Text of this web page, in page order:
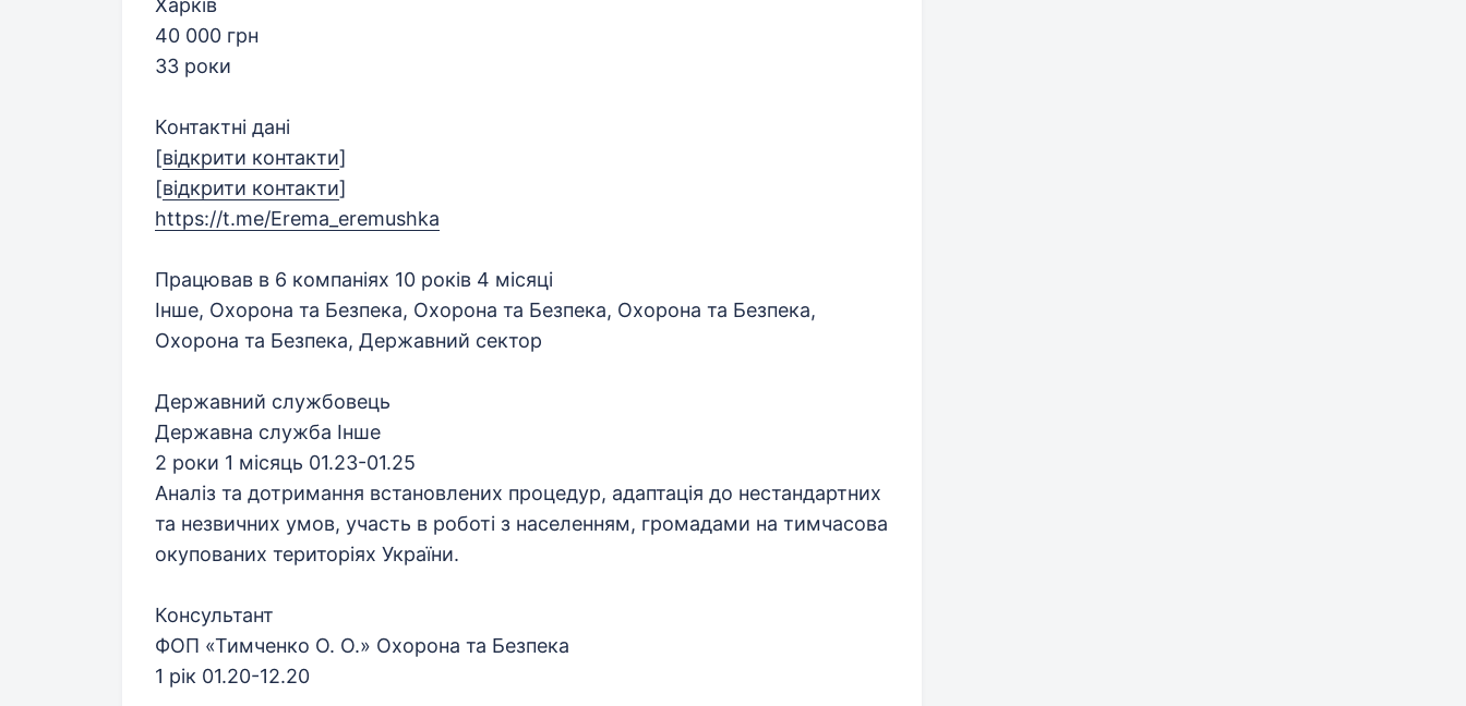
Харків
40 000 грн
33 роки
Контактні дані
[відкрити контакти]
[відкрити контакти]
https://t.me/Erema_eremushka
Працював в 6 компаніях 10 років 4 місяці
Інше, Охорона та Безпека, Охорона та Безпека, Охорона та Безпека,
Охорона та Безпека, Державний сектор
Державний службовець
Державна служба Інше
2 роки 1 місяць 01.23-01.25
Аналіз та дотримання встановлених процедур, адаптація до нестандартних
та незвичних умов, участь в роботі з населенням, громадами на тимчасова
окупованих територіях України.
Консультант
ФОП «Тимченко О. О.» Охорона та Безпека
1 рік 01.20-12.20